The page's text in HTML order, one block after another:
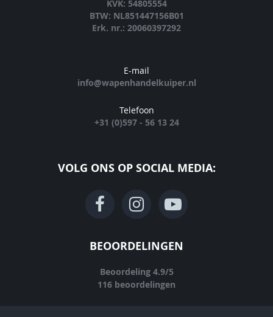
KVK: 54805554
BTW: NL851447156B01
Erk. nr.: 20060397292
E-mail
info@wapenhandelkuiper.nl
Telefoon
+31 (0)597 - 56 13 24
VOLG ONS OP SOCIAL MEDIA:
BEOORDELINGEN
Beoordeling 4.9/5
116 beoordelingen